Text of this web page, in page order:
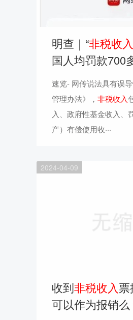
明查｜“非税收入
国人均罚款700多
速览- 网传说法具有误
管理办法》， 非税收入
入、政府性基金收入、
产）有偿使用收···
2024-04-09
收到非税收入票
可以作为报销么